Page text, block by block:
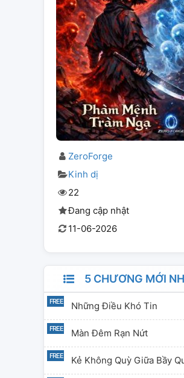
ZeroForge
Kinh dị
22
Đang cập nhật
11-06-2026
5 CHƯƠNG MỚI
Những Điều Khó Tin
Màn Đêm Rạn Nứt
Kẻ Không Quỳ Giữa Bầy